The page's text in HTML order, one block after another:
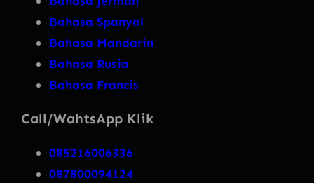
Bahasa Spanyol
Bahasa Mandarin
Bahasa Rusia
Bahasa Francis
Call/WahtsApp Klik
085216006336
087800094124